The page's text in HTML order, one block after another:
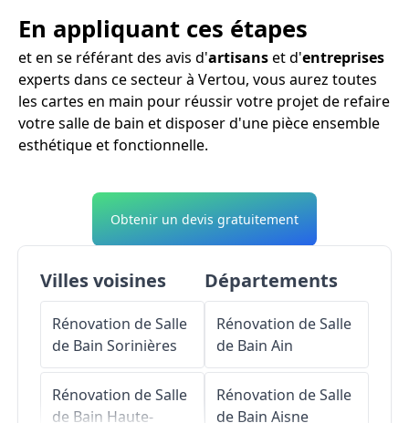
En appliquant ces étapes
et en se référant des avis d'artisanset d'entreprises
experts dans ce secteur à Vertou, vous aurez toutes
les cartes en main pour réussir votre projet de refaire
votre salle de bain et disposer d'une pièce ensemble
esthétique et fonctionnelle.
Obtenir un devis gratuitement
Villes voisines
Rénovation de Salle
de Bain Sorinières
Rénovation de Salle
de Bain Haute-
Départements
Rénovation de Salle
de Bain Ain
Rénovation de Salle
de Bain Aisne